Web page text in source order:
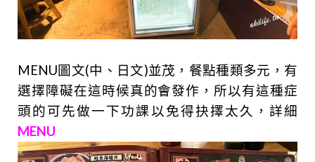
MENU圖文(中、日文)並茂，餐點種類多元，有
選擇障礙在這時候真的會發作，所以有這種症
頭的可先做一下功課以免得抉擇太久，詳細
MENU